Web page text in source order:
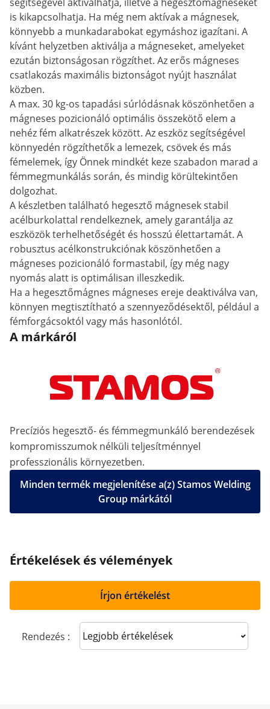
is kikapcsolhatja. Ha még nem aktívak a mágnesek,
könnyebb a munkadarabokat egymáshoz igazítani. A
kívánt helyzetben aktiválja a mágneseket, amelyeket
ezután biztonságosan rögzíthet. Az erős mágneses
csatlakozás maximális biztonságot nyújt használat
közben.
A max. 30 kg-os tapadási súrlódásnak köszönhetően a
mágneses pozicionáló optimális összekötő elem a
nehéz fém alkatrészek között. Az eszköz segítségével
könnyedén rögzíthetők a lemezek, csövek és más
fémelemek, így Önnek mindkét keze szabadon marad a
fémmegmunkálás során, és mindig körültekintően
dolgozhat.
A készletben található hegesztő mágnesek stabil
acélburkolattal rendelkeznek, amely garantálja az
eszközök terhelhetőségét és hosszú élettartamát. A
robusztus acélkonstrukciónak köszönhetően a
mágneses pozicionáló formastabil, így még nagy
nyomás alatt is optimálisan illeszkedik.
Ha a hegesztőmágnes mágneses ereje deaktiválva van,
könnyen megtisztítható a szennyeződésektől, például a
fémforgácsoktól vagy más hasonlótól.
A márkáról
Precíziós hegesztő- és fémmegmunkáló berendezések
kompromisszumok nélküli teljesítménnyel
professzionális környezetben.
Minden termék megjelenítése a(z) Stamos Welding
Group márkától
Értékelések és vélemények
Írjon értékelést
Rendezés : Sort reviews